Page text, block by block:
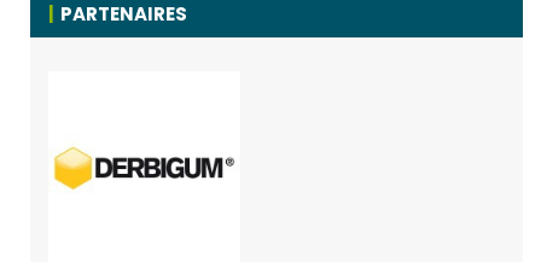
PARTENAIRES